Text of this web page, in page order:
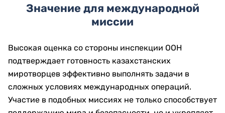
Значение для международной
миссии
Высокая оценка со стороны инспекции ООН
подтверждает готовность казахстанских
миротворцев эффективно выполнять задачи в
сложных условиях международных операций.
Участие в подобных миссиях не только способствует